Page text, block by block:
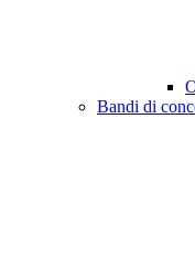
Bandi di